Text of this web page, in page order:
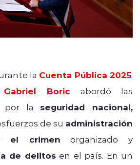
la Cuenta Pública 2025,
Boric
abordó las
por la seguridad nacional,
de su administración
el crimen organizado y
de delitos en el país. En un